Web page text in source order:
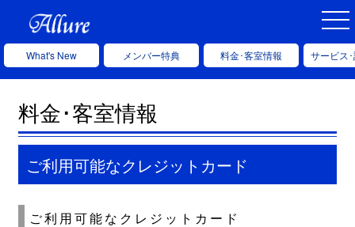
What's New メンバー特典 料金･客室情報 サービス
料金･客室情報
ご利用可能なクレジットカード
ご利用可能なクレジットカード